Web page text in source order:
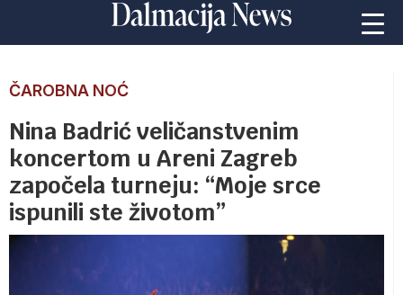
ČAROBNA NOĆ
Nina Badrić veličanstvenim
koncertom u Areni Zagreb
započela turneju: “Moje srce
ispunili ste životom”